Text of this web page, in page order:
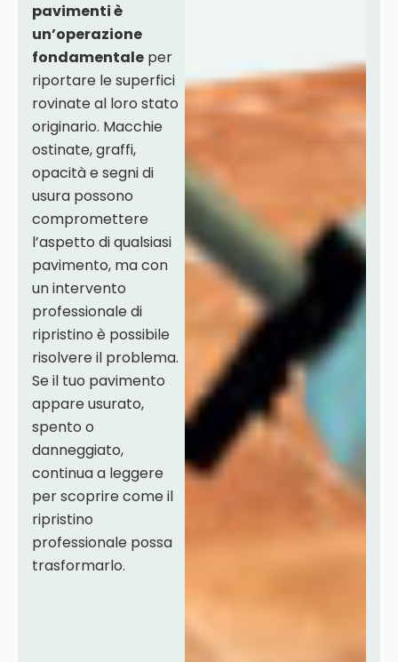
pavimenti è
un’operazione
fondamentale per
riportare le superfici
rovinate al loro stato
originario. Macchie
ostinate, graffi,
opacità e segni di
usura possono
compromettere
l’aspetto di qualsiasi
pavimento, ma con
un intervento
professionale di
ripristino è possibile
risolvere il problema.
Se il tuo pavimento
appare usurato,
spento o
danneggiato,
continua a leggere
per scoprire come il
ripristino
professionale possa
trasformarlo.